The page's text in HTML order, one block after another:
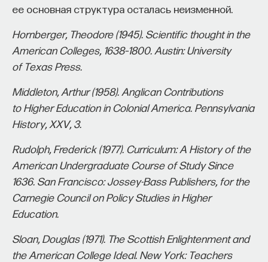
ее основная структура осталась неизменной.
Hornberger, Theodore (1945). Scientific thought in the
American Colleges, 1638–1800. Austin: University
of Texas Press.
Middleton, Arthur (1958). Anglican Contributions
to Higher Education in Colonial America. Pennsylvania
History, XXV, 3.
Rudolph, Frederick (1977). Curriculum: A History of the
American Undergraduate Course of Study Since
1636. San Francisco: Jossey-Bass Publishers, for the
Carnegie Council on Policy Studies in Higher
Education.
Sloan, Douglas (1971). The Scottish Enlightenment and
the American College Ideal. New York: Teachers